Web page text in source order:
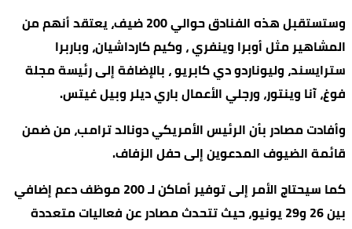
وستستقبل هذه الفنادق حوالي 200 ضيف، يعتقد أنهم من
المشاهير مثل أوبرا وينفري ، وكيم كارداشيان، وباربرا
سترايسند، وليوناردو دي كابريو ، بالإضافة إلى رئيسة مجلة
فوغ، آنا وينتور، ورجلي الأعمال باري ديلر وبيل غيتس.
وأفادت مصادر بأن الرئيس الأمريكي دونالد ترامب، من ضمن
قائمة الضيوف المدعوين إلى حفل الزفاف.
كما سيحتاج الأمر إلى توفير أماكن لـ 200 موظف دعم إضافي
بين 26 و29 يونيو، حيث تتحدث مصادر عن فعاليات متعددة